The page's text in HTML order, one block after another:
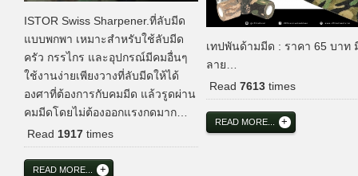
ISTOR Swiss Sharpener.ที่ลับมีด
แบบพกพา เหมาะสำหรับใช้ลับมีด
ครัว กรรไกร และอุปกรณ์มีคมอื่นๆ
ใช้งานง่ายเพียงวางที่ลับมีดให้ได้
องศาที่ต้องการกับคมมีด แล้วรูดผ่าน
คมมีดโดยไม่ต้องออกแรงกดมาก…
Read 1917 times
READ MORE...
เทปพันด้ามมีด : ราคา 65 บาท
ลาย…
Read 7613times
READ MORE...